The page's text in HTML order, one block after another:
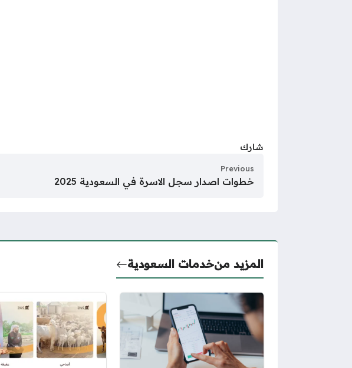
شارك
Previous
خطوات اصدار سجل الاسرة في السعودية 2025
المزيد منخدمات السعودية